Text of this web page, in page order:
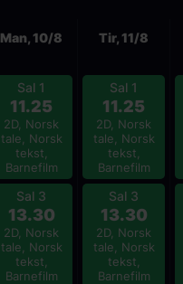
Man, 10/8
Sal 1
11.25
2D, Norsk
tale, Norsk
tekst,
Barnefilm
Sal 3
13.30
2D, Norsk
tale, Norsk
tekst,
Barnefilm
Tir, 11/8
Sal 1
11.25
2D, Norsk
tale, Norsk
tekst,
Barnefilm
Sal 3
13.30
2D, Norsk
tale, Norsk
tekst,
Barnefilm